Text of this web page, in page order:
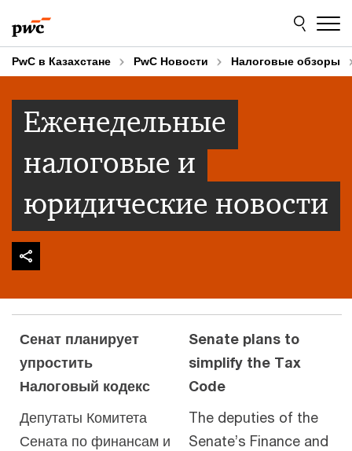
to
content
to
footer
PwC в Казахстане PwC Новости Налоговые обзоры
Еженедельные
налоговые и
юридические новости
Сенат планирует
упростить
Налоговый кодекс
Депутаты Комитета
Сената по финансам и
Senate plans to
simplify the Tax
Code
The deputies of the
Senate’s Finance and